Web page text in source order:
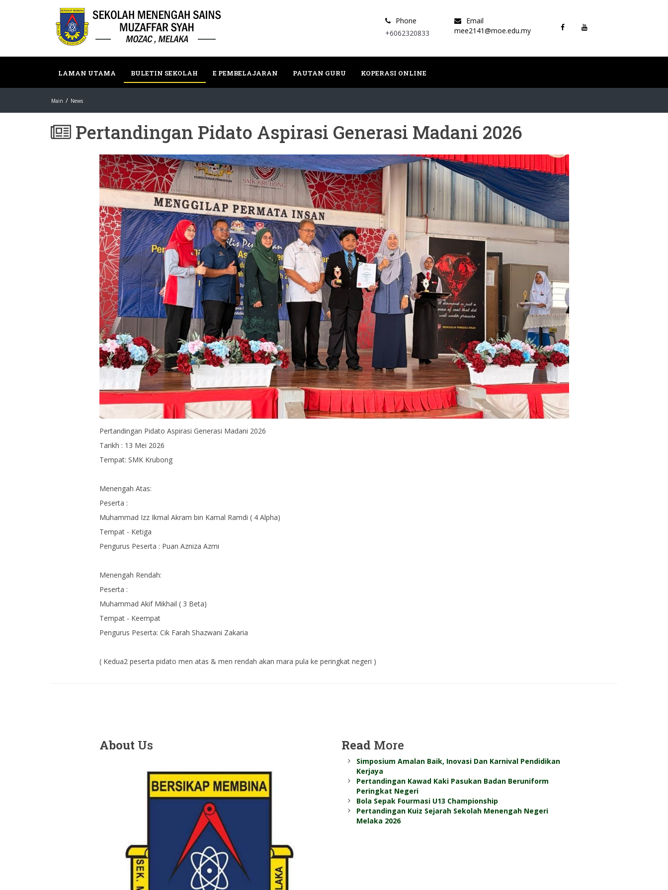
Email
mee2141@moe.edu.my
Phone
+6062320833
LAMAN UTAMA BULETIN SEKOLAH E PEMBELAJARAN PAUTAN GURU KOPERASI ONLINE
Main News
Pertandingan Pidato Aspirasi Generasi Madani 2026
Pertandingan Pidato Aspirasi Generasi Madani 2026
Tarikh : 13 Mei 2026
Tempat: SMK Krubong
Menengah Atas:
Peserta :
Muhammad Izz Ikmal Akram bin Kamal Ramdi ( 4 Alpha)
Tempat - Ketiga
Pengurus Peserta : Puan Azniza Azmi
Menengah Rendah:
Peserta :
Muhammad Akif Mikhail ( 3 Beta)
Tempat - Keempat
Pengurus Peserta: Cik Farah Shazwani Zakaria
( Kedua2 peserta pidato men atas & men rendah akan mara pula ke peringkat negeri )
AboutUs Read More
Simposium Amalan Baik, Inovasi Dan Karnival Pendidikan
Kerjaya
Pertandingan Kawad Kaki Pasukan Badan Beruniform
Peringkat Negeri
Bola Sepak Fourmasi U13 Championship
Pertandingan Kuiz Sejarah Sekolah Menengah Negeri
Melaka 2026